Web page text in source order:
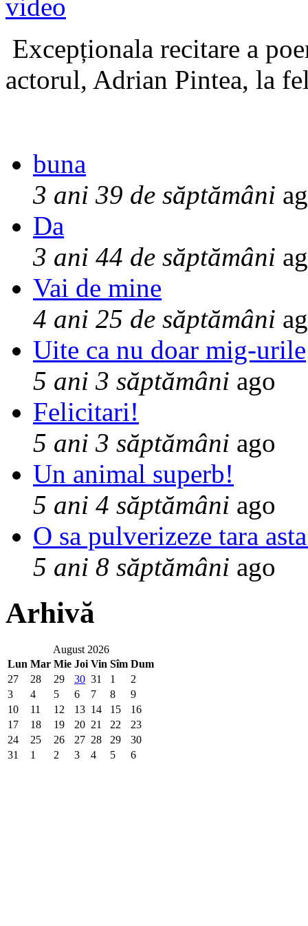
Excepționala recitare a
actorul, Adrian Pintea, la
buna
3 ani 39 de săptămâni
Da
3 ani 44 de săptămâni
Vai de mine
4 ani 25 de săptămâni
Uite ca nu doar mig-urile
5 ani 3 săptămâni ago
Felicitari!
5 ani 3 săptămâni ago
Un animal superb!
5 ani 4 săptămâni ago
O sa pulverizeze tara
5 ani 8 săptămâni ago
Arhivă
August 2026
Lun Mar Mie Joi Vin Sîm Dum
27
28 29 30 31 1
2
3
4 5 6 7 8
9
10
11 12 13 14 15
16
17
18 19 20 21 22
23
24
25 26 27 28 29
30
31
1 2 3 4 5 6